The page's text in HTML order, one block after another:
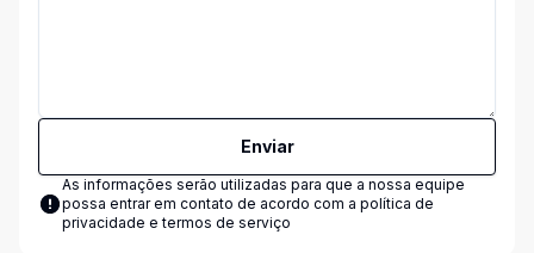
Enviar
As informações serão utilizadas para que a nossa equipe
possa entrar em contato de acordo com a política de
privacidade e termos de serviço